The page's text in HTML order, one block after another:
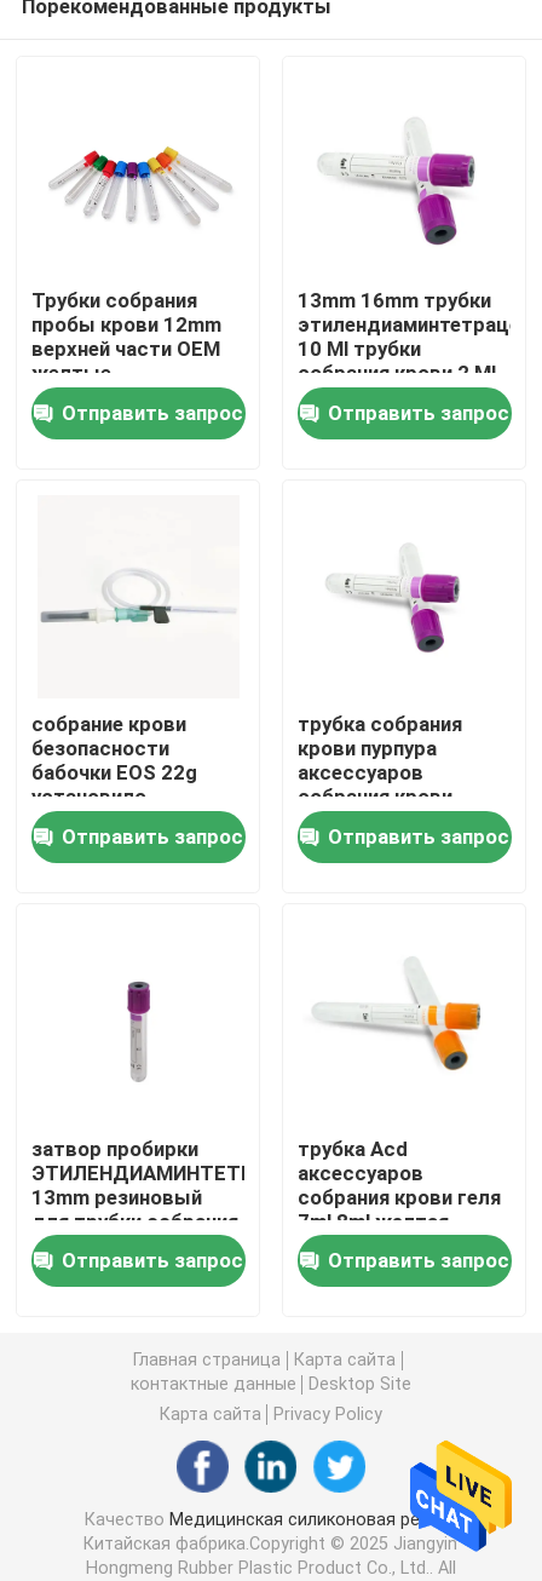
Главная страница
Продукция
Наша фабрика
контактные данные
Отправить запрос
Резиновый плунжер шприца
Аксессуары собрания крови
Затвор бутил каучука
Галоидированный бутил каучук
Медицинская трубка силикона
Трубка дренажа
Порекомендованные продукты
Трубки собрания
пробы крови 12mm
верхней части OEM
желтые
Отправить запрос
13mm 16mm трубки
10 Ml трубки
собрания крови 2 Ml
Отправить запрос
собрание крови
безопасности
бабочки EOS 22g
установило
переходник Luer
Отправить запрос
трубка собрания
крови пурпура
аксессуаров
собрания крови
16mm верхняя
Отправить запрос
затвор пробирки
ЭТИЛЕНДИАМИНТЕТРАЦЕТАТА
13mm резиновый
для трубки собрания
крови
Отправить запрос
трубка Acd
аксессуаров
собрания крови геля
7ml 8ml желтая
верхняя
Отправить запрос
Главная страница
Карта сайта
контактные данные
Desktop Site
Карта сайта
Privacy Policy
Качество Медицинская силиконовая резина
Китайская фабрика.Copyright © 2025 Jiangyin
Hongmeng Rubber Plastic Product Co., Ltd.. All